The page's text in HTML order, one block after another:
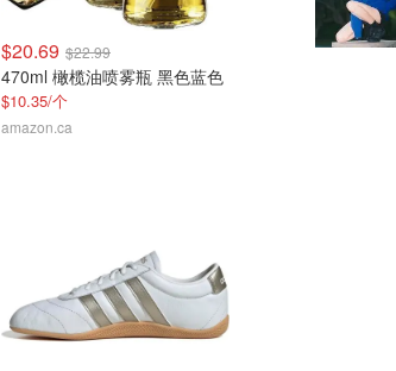
$20.69 $22.99
470ml 橄榄油喷雾瓶 黑色蓝色
$10.35/个
amazon.ca